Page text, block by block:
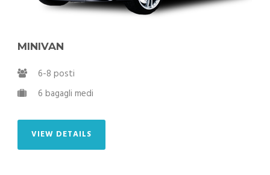
MINIVAN
6-8 posti
6 bagagli medi
VIEW DETAILS